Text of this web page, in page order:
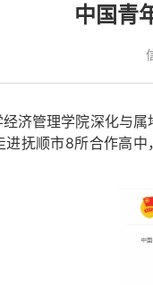
中国青
济管理学院深化与
抚顺市8所合作高